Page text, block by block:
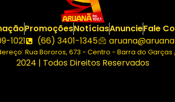
PromoçõesNotíciasAnuncieFale
1021
(66) 3401-1345
Rua Bororos, 673 - Centro - Barra do Garças
2024 | Todos Direitos Reservados